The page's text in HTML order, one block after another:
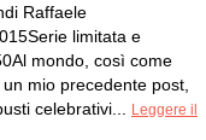
Raffaele
limitata e
mondo, così come
mio precedente post,
celebrativi...
Leggere il